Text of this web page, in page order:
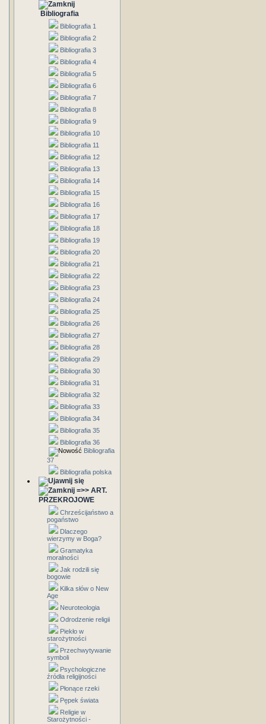
Bibliografia
Bibliografia 1
Bibliografia 2
Bibliografia 3
Bibliografia 4
Bibliografia 5
Bibliografia 6
Bibliografia 7
Bibliografia 8
Bibliografia 9
Bibliografia 10
Bibliografia 11
Bibliografia 12
Bibliografia 13
Bibliografia 14
Bibliografia 15
Bibliografia 16
Bibliografia 17
Bibliografia 18
Bibliografia 19
Bibliografia 20
Bibliografia 21
Bibliografia 22
Bibliografia 23
Bibliografia 24
Bibliografia 25
Bibliografia 26
Bibliografia 27
Bibliografia 28
Bibliografia 29
Bibliografia 30
Bibliografia 31
Bibliografia 32
Bibliografia 33
Bibliografia 34
Bibliografia 35
Bibliografia 36
Bibliografia
37
Bibliografia polska
=>> ART.
PRZEKROJOWE
Chrześcijaństwo a
pogaństwo
Dlaczego
wierzymy w Boga?
Gramatyka
moralności
Jak rodzili się
bogowie
Kilka słów o New
Age
Neuroteologia
Odrodzenie religii
Piekło w
starożytności
Przechwytywanie
symboli
Psychologiczne
źródła religijności
Płonące rzeki
Pępek świata
Religie w
Starożytności -